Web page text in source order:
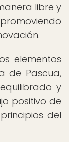
libre y
elementos
de Pascua,
y
positivo de
del